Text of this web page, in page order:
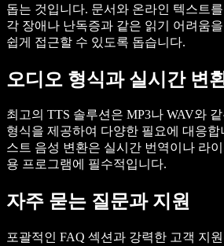
돕는 것입니다. 문서와 온라인 텍스트
각 장애나 난독증과 같은 읽기 어려움
쉽게 접근할 수 있도록 돕습니다.
오디오 형식과 실시간 변
최고의 TTS 솔루션은 MP3나 WAV와
형식을 제공하여 다양한 필요에 대응합
스트 음성 변환은 실시간 번역이나 라
용 프로그램에 필수적입니다.
자주 묻는 질문과 지원
포괄적인 FAQ 섹션과 강력한 고객 지